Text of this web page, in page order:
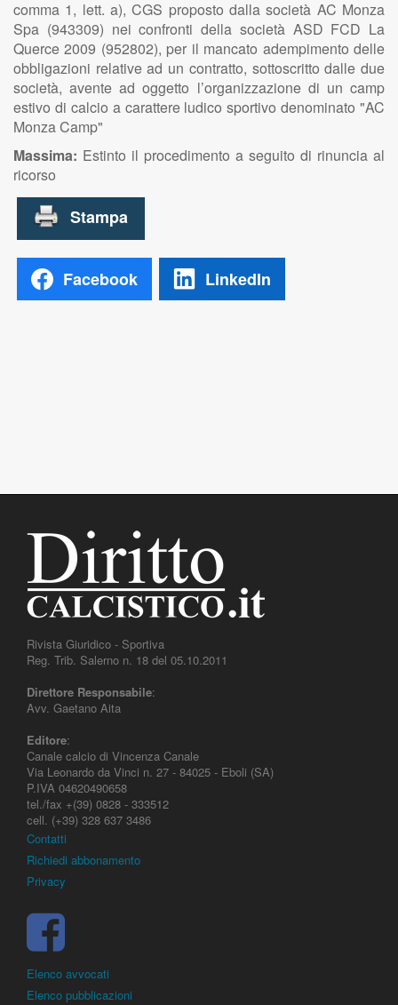
comma 1, lett. a), CGS proposto dalla società AC Monza
Spa (943309) nei confronti della società ASD FCD La
Querce 2009 (952802), per il mancato adempimento delle
obbligazioni relative ad un contratto, sottoscritto dalle due
società, avente ad oggetto l’organizzazione di un camp
estivo di calcio a carattere ludico sportivo denominato "AC
Monza Camp"
Massima: Estinto il procedimento a seguito di rinuncia al
ricorso
Facebook LinkedIn
Rivista Giuridico - Sportiva
Reg. Trib. Salerno n. 18 del 05.10.2011
Direttore Responsabile:
Avv. Gaetano Aita
Editore:
Canale calcio di Vincenza Canale
Via Leonardo da Vinci n. 27 - 84025 - Eboli (SA)
P.IVA 04620490658
tel./fax +(39) 0828 - 333512
cell. (+39) 328 637 3486
Contatti
Richiedi abbonamento
Privacy
Elenco avvocati
Elenco pubblicazioni